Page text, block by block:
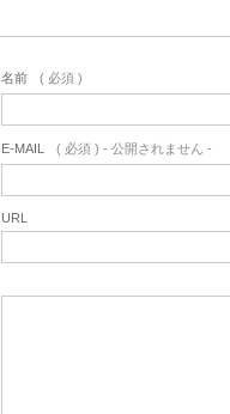
名前 ( 必須 )
E-MAIL ( 必須 ) - 公開されません -
URL